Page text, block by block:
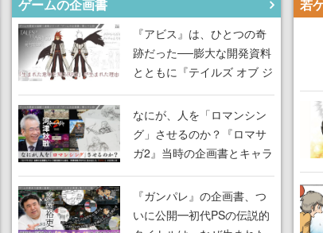
ゲームの企画書
『アビス』は、ひとつの奇
跡だった──膨大な開発資料
とともに『テイルズ オブ ジ
「生まれた意味を知る
RPG」が生まれた理由【ゲ
ームの企画書】
なにが、人を「ロマンシン
グ」させるのか？『ロマサ
ガ2』当時の企画書とキャラ
がRPGに生み出した「ロマ
ン」の正体とは【ゲームの
企画書】
『ガンパレ』の企画書、つ
いに公開━初代PSの伝説的